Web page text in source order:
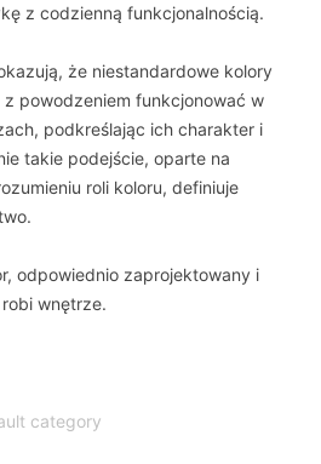
z codzienną funkcjonalnością.
że niestandardowe kolory
z powodzeniem funkcjonować w
podkreślając ich charakter i
takie podejście, oparte na
roli koloru, definiuje
odpowiednio zaprojektowany i
wnętrze.
category